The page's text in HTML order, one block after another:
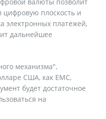
плоскость и
электронных платежей,
дальнейшее
механизма",
США, как ЕМС,
будет достаточное
на